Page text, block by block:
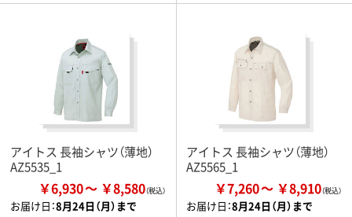
アイトス 長袖シャツ（薄地）
AZ5535_1
￥6,930 ￥8,580
お届け日：8月24日（月）まで
アイトス 長袖シャツ（薄地）
AZ5565_1
￥7,260 ￥8,910
お届け日：8月24日（月）まで